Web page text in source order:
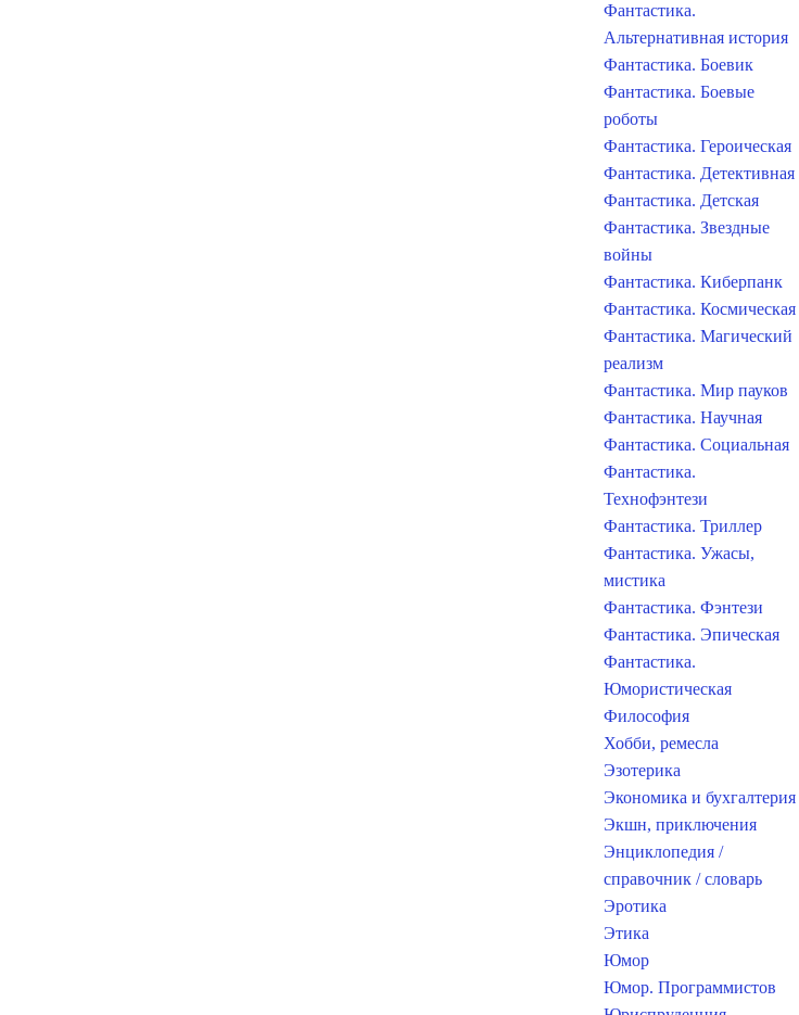
Фантастика.
Альтернативная история
Фантастика. Боевик
Фантастика. Боевые
роботы
Фантастика. Героическая
Фантастика. Детективная
Фантастика. Детская
Фантастика. Звездные
войны
Фантастика. Киберпанк
Фантастика. Космическая
Фантастика. Магический
реализм
Фантастика. Мир пауков
Фантастика. Научная
Фантастика. Социальная
Фантастика.
Технофэнтези
Фантастика. Триллер
Фантастика. Ужасы,
мистика
Фантастика. Фэнтези
Фантастика. Эпическая
Фантастика.
Юмористическая
Философия
Хобби, ремесла
Эзотерика
Экономика и бухгалтерия
Экшн, приключения
Энциклопедия /
справочник / словарь
Эротика
Этика
Юмор
Юмор. Программистов